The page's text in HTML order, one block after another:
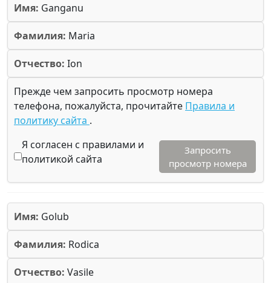
Имя: Ganganu
Фамилия: Maria
Отчество: Ion
Прежде чем запросить просмотр номера
телефона, пожалуйста, прочитайте Правила и
политику сайта .
Я согласен с правилами и
политикой сайта
Запросить
просмотр номера
Имя: Golub
Фамилия: Rodica
Отчество: Vasile